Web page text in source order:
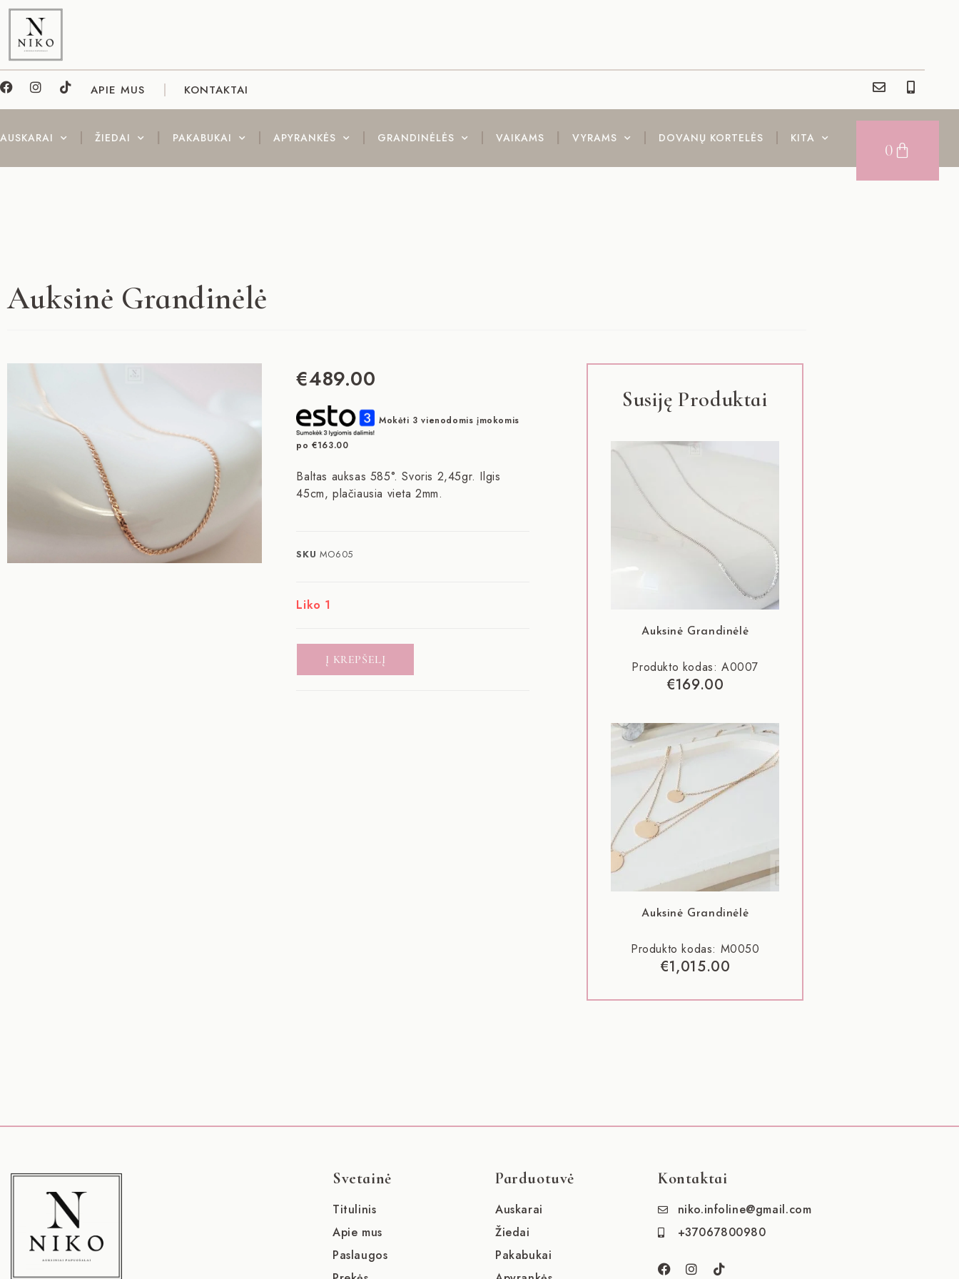
APIE MUS KONTAKTAI
AUSKARAI ŽIEDAI PAKABUKAI APYRANKĖS GRANDINĖLĖS VAIKAMS VYRAMS DOVANŲ KORTELĖS KITA
0
Auksinė Grandinėlė
€489.00
Mokėti 3 vienodomis įmokomis
po€163.00
Baltas auksas 585°. Svoris 2,45gr. Ilgis
45cm, plačiausia vieta 2mm.
SKU MO605
Liko 1
Į KREPŠELĮ
Susiję Produktai
Auksinė Grandinėlė
Produkto kodas: A0007
€169.00
Auksinė Grandinėlė
Produkto kodas: M0050
€1,015.00
Svetainė
Titulinis
Apie mus
Paslaugos
Parduotuvė
Auskarai
Žiedai
Pakabukai
Kontaktai
niko.infoline@gmail.com
+37067800980